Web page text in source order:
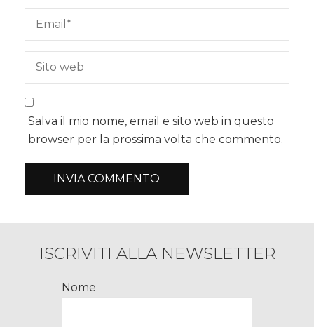
Salva il mio nome, email e sito web in questo
browser per la prossima volta che commento.
ISCRIVITI ALLA NEWSLETTER
Nome